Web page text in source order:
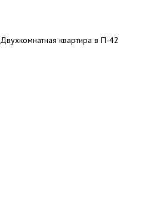
Двухкомнатная квартира в П-42